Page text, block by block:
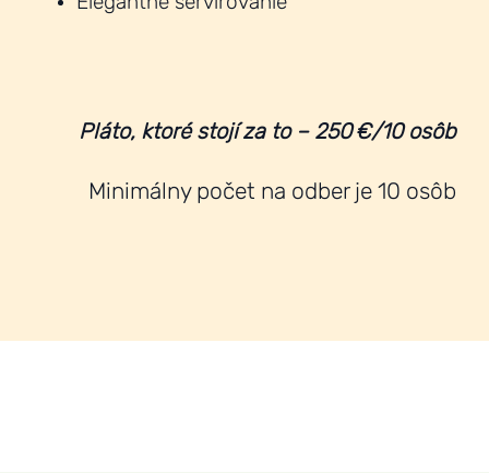
Pláto, ktoré stojí za to – 250 €/10 osôb
Minimálny počet na odber je 10 osôb